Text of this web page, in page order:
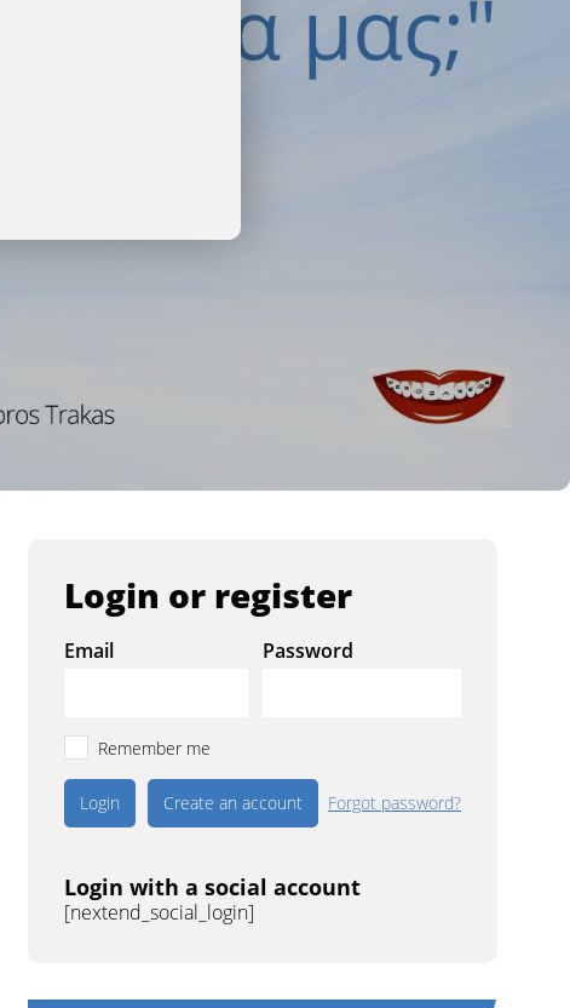
Login or register
Email Password
Remember me
Create an account Forgot password?
Login with a social account
[nextend_social_login]